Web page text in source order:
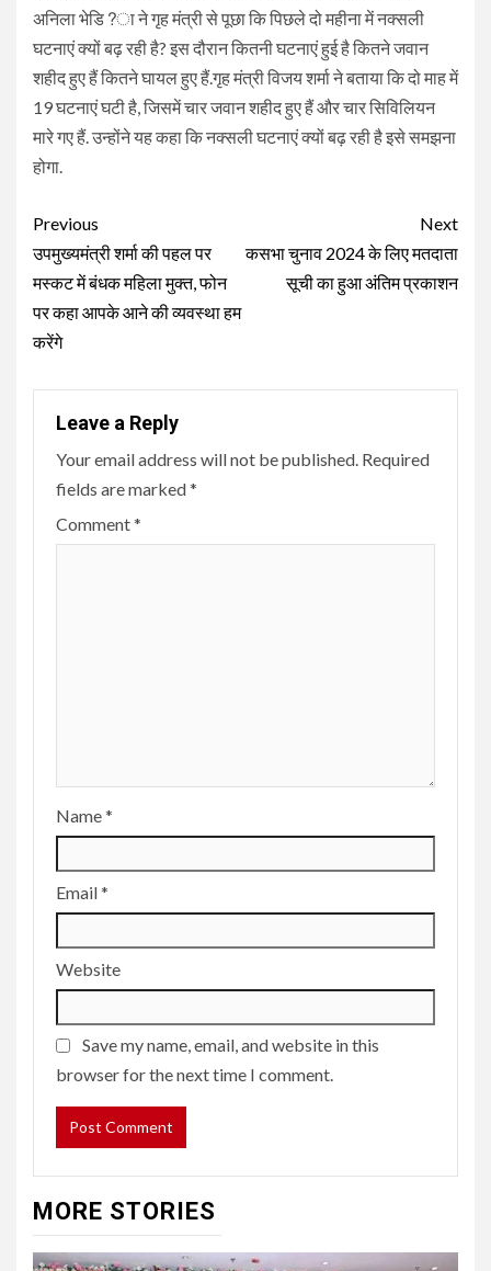
अनिला भेडि?ा ने गृह मंत्री से पूछा कि पिछले दो महीना में नक्सली
घटनाएं क्यों बढ़ रही है? इस दौरान कितनी घटनाएं हुई है कितने जवान
शहीद हुए हैं कितने घायल हुए हैं.गृह मंत्री विजय शर्मा ने बताया कि दो माह में
19 घटनाएं घटी है, जिसमें चार जवान शहीद हुए हैं और चार सिविलियन
मारे गए हैं. उन्होंने यह कहा कि नक्सली घटनाएं क्यों बढ़ रही है इसे समझना
होगा.
Continue
Reading
Previous
उपमुख्यमंत्री शर्मा की पहल पर
मस्कट में बंधक महिला मुक्त, फोन
पर कहा आपके आने की व्यवस्था हम
करेंगे
Next
कसभा चुनाव 2024 के लिए मतदाता
सूची का हुआ अंतिम प्रकाशन
Leave a Reply
Your email address will not be published. Required
fields are marked*
Comment*
Name*
Email*
Website
Save my name, email, and website in this
browser for the next time I comment.
MORE STORIES